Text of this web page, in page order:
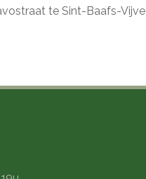
te Sint-Baafs-Vijve